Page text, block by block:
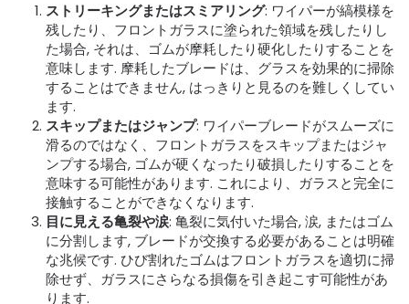
ストリーキングまたはスミアリング: ワイパーが縞模様を
残したり、フロントガラスに塗られた領域を残したりし
た場合, それは、ゴムが摩耗したり硬化したりすることを
意味します. 摩耗したブレードは、グラスを効果的に掃除
することはできません, はっきりと見るのを難しくしてい
ます.
スキップまたはジャンプ: ワイパーブレードがスムーズに
滑るのではなく、フロントガラスをスキップまたはジャ
ンプする場合, ゴムが硬くなったり破損したりすることを
意味する可能性があります. これにより、ガラスと完全に
接触することができなくなります.
目に見える亀裂や涙: 亀裂に気付いた場合, 涙, またはゴム
に分割します, ブレードが交換する必要があることは明確
な兆候です. ひび割れたゴムはフロントガラスを適切に掃
除せず、ガラスにさらなる損傷を引き起こす可能性があ
ります.